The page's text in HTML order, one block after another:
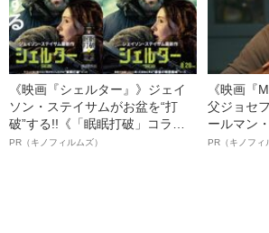
《映画『シェルター』》ジェイ
ソン・ステイサムがお盆を“打
破”する!!《「眠眠打破」コラ
ボ》
PR（キノフィルムズ）
《映画『
父ジョセ
ールマン
ルインタ
PR（キノフィ